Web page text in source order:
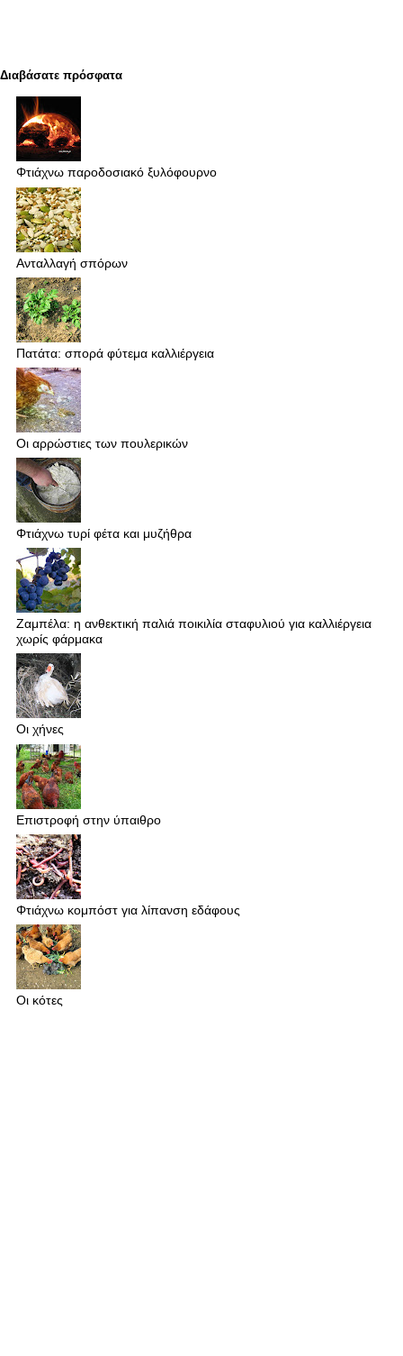
Διαβάσατε πρόσφατα
Φτιάχνω παροδοσιακό ξυλόφουρνο
Ανταλλαγή σπόρων
Πατάτα: σπορά φύτεμα καλλιέργεια
Οι αρρώστιες των πουλερικών
Φτιάχνω τυρί φέτα και μυζήθρα
Ζαμπέλα: η ανθεκτική παλιά ποικιλία σταφυλιού για καλλιέργεια
χωρίς φάρμακα
Οι χήνες
Επιστροφή στην ύπαιθρο
Φτιάχνω κομπόστ για λίπανση εδάφους
Οι κότες